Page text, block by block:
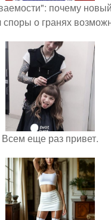
почему
споры о гранях
Всем еще раз привет.